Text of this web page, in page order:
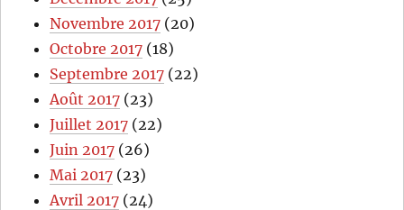
Novembre 2017 (20)
Octobre 2017 (18)
Septembre 2017 (22)
Août 2017 (23)
Juillet 2017 (22)
Juin 2017 (26)
Mai 2017 (23)
Avril 2017 (24)